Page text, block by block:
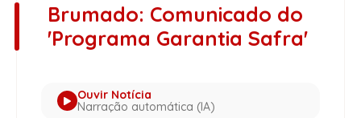
Brumado: Comunicado do
'Programa Garantia Safra'
Ouvir Notícia
Narração automática (IA)